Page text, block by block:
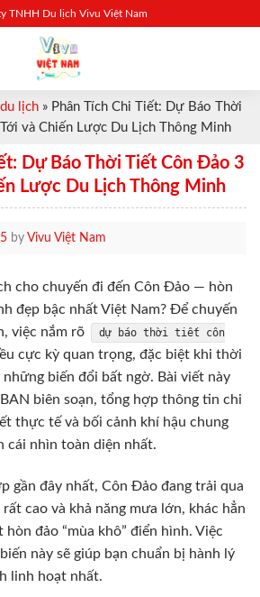
TNHH Du lịch Vivu Việt Nam
lịch » Phân Tích Chi Tiết: Dự Báo Thời
và Chiến Lược Du Lịch Thông Minh
Dự Báo Thời Tiết Côn Đảo 3
Lược Du Lịch Thông Minh
by Vivu Việt Nam
cho chuyến đi đến Côn Đảo — hòn
đẹp bậc nhất Việt Nam? Để chuyến
việc nắm rõ
dự báo thời tiết côn
cực kỳ quan trọng, đặc biệt khi thời
biến đổi bất ngờ. Bài viết này
biên soạn, tổng hợp thông tin chi
thực tế và bối cảnh khí hậu chung
cái nhìn toàn diện nhất.
gần đây nhất, Côn Đảo đang trải qua
cao và khả năng mưa lớn, khác hẳn
đảo “mùa khô” điển hình. Việc
này sẽ giúp bạn chuẩn bị hành lý
linh hoạt nhất.